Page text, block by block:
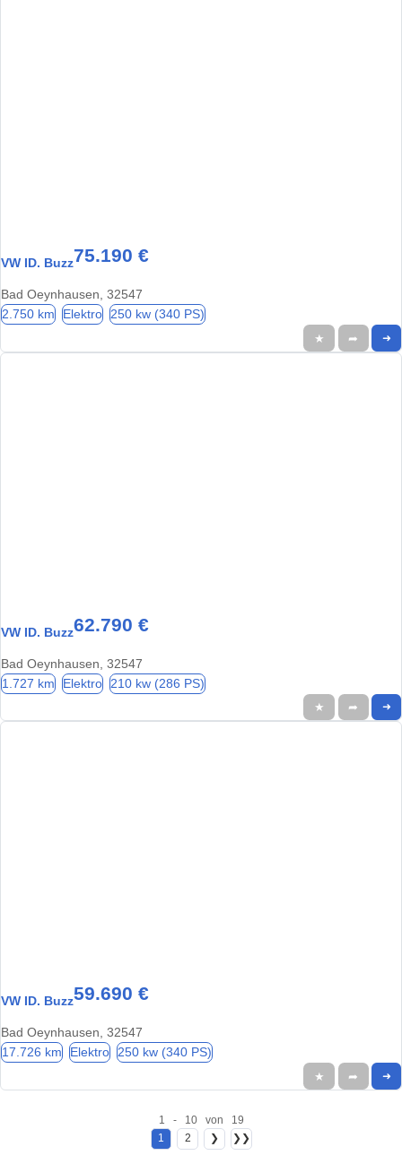
VW ID. Buzz75.190 €
Bad Oeynhausen, 32547
2.750 km Elektro 250 kw (340 PS)
★ ➦ ➜
VW ID. Buzz62.790 €
Bad Oeynhausen, 32547
1.727 km Elektro 210 kw (286 PS)
★ ➦ ➜
VW ID. Buzz59.690 €
Bad Oeynhausen, 32547
17.726 km Elektro 250 kw (340 PS)
★ ➦ ➜
1 - 10 von 19
1
2 ❯ ❯❯